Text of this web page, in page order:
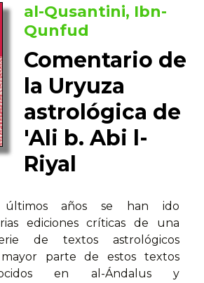
al-Qusantini, Ibn-
Qunfud
Comentario de
la Uryuza
astrológica de
'Ali b. Abi l-
Riyal
últimos años se han ido
ediciones críticas de una
de textos astrológicos
parte de estos textos
en al-Ándalus y